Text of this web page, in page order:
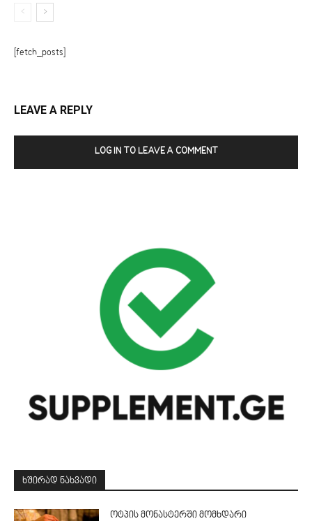
[fetch_posts]
LEAVE A REPLY
LOG IN TO LEAVE A COMMENT
ᲮᲨᲘᲠᲐᲓ ᲜᲐᲮᲕᲐᲓᲘ
ოტპის მონასტერში მომხდარი